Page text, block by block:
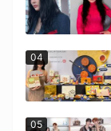
04
05